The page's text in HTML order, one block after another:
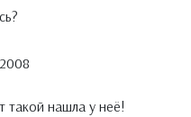
такой нашла у неё!